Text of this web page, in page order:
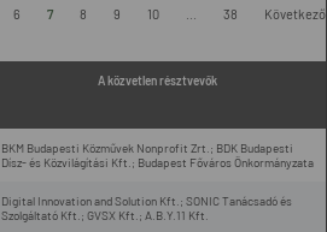
6 7 8 9 10 38 Következő
A közvetlen résztvevők
BKM Budapesti Közművek Nonprofit Zrt.; BDK Budapesti
Dísz- és Közvilágítási Kft.; Budapest Főváros Önkormányzata
Digital Innovation and Solution Kft.; SONIC Tanácsadó és
Szolgáltató Kft.; GVSX Kft.; A.B.Y.11 Kft.